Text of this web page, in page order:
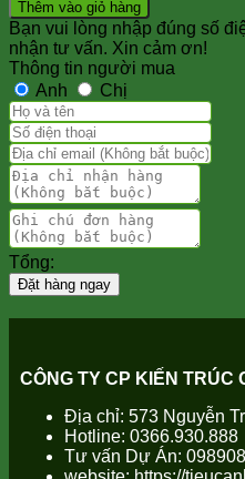
105.000₫.
là:
95.000₫.
làm
hòn
non
bộ
theo
phong
thủy
số
lượng
Thêm vào giỏ hàng
Bạn vui lòng nhập đúng số
nhận tư vấn. Xin cảm ơn!
Thông tin người mua
Anh
Chị
Tổng:
Đặt hàng ngay
CÔNG TY CP KIẾN TRÚC
Địa chỉ: 573 Nguyễn
Hotline: 0366.930.888
Tư vấn Dự Án: